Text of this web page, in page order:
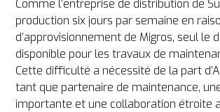
Comme l’entreprise de distribution de
production six jours par semaine en
d’approvisionnement de Migros, seul le
disponible pour les travaux de
Cette difficulté a nécessité de la part
tant que partenaire de maintenance,
importante et une collaboration étroite